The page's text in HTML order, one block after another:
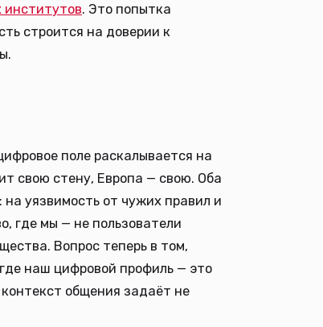
институтов. Это попытка
строится на доверии к
поле раскалывается на
свою стену, Европа — свою. Оба
уязвимость от чужих правил и
где мы — не пользователи
Вопрос теперь в том,
наш цифровой профиль — это
общения задаёт не